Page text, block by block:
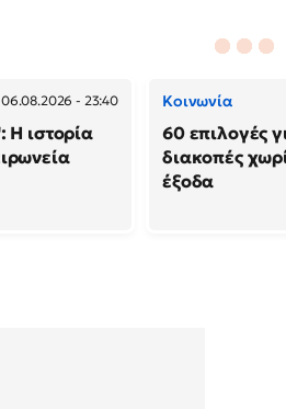
06.08.2026 - 23:40
Η ιστορία
Κοινωνία
60 επιλογές
διακοπές
έξοδα